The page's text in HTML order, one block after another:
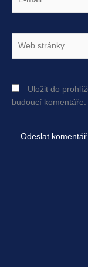
mail*
Uložit do
budoucí komentáře.